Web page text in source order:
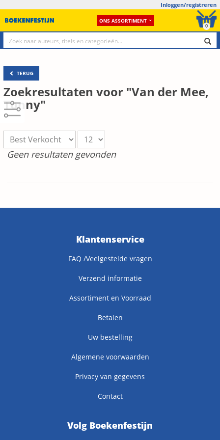
Inloggen/registreren
ONS ASSORTIMENT
0
TERUG
Zoekresultaten voor "Van der Mee,
Tonny"
Geen resultaten gevonden
Klantenservice
FAQ /Veelgestelde vragen
Verzend informatie
Assortiment en Voorraad
Betalen
Uw bestelling
Algemene voorwaarden
Privacy van gegevens
Contact
Volg Boekenfestijn